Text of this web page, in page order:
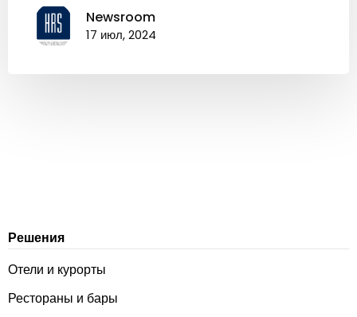
Newsroom
17 июл, 2024
Решения
Отели и курорты
Рестораны и бары